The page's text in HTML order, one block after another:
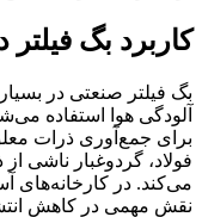
کاربرد بگ
بگ فیلتر صنعتی در
آلودگی هوا استفاده
برای جمع‌آوری ذرات معلق
فولاد، گردوغبار ناشی
می‌کند. در کارخانه‌های
نقش مهمی در کاهش